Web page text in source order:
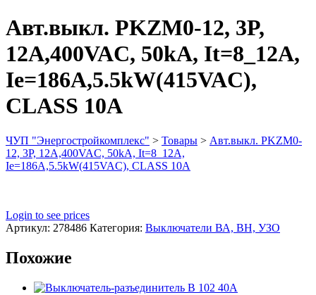
Авт.выкл. PKZM0-12, 3P,
12A,400VAC, 50kA, It=8_12A,
Ie=186A,5.5kW(415VAC),
CLASS 10A
ЧУП "Энергостройкомплекс" > Товары > Авт.выкл. PKZM0-
12, 3P, 12A,400VAC, 50kA, It=8_12A,
Ie=186A,5.5kW(415VAC), CLASS 10A
Login to see prices
Артикул: 278486 Категория: Выключатели ВА, ВН, УЗО
Похожие